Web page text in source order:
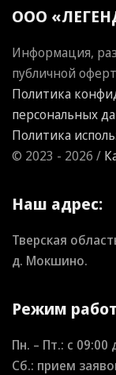
ООО
Информация,
публичной
Политика
персональных
Политика
© 2023 - 2026 /
Наш адрес:
Тверская
д. Мокшино.
Режим
Пн. – Пт.: с 09:00
Сб.: прием